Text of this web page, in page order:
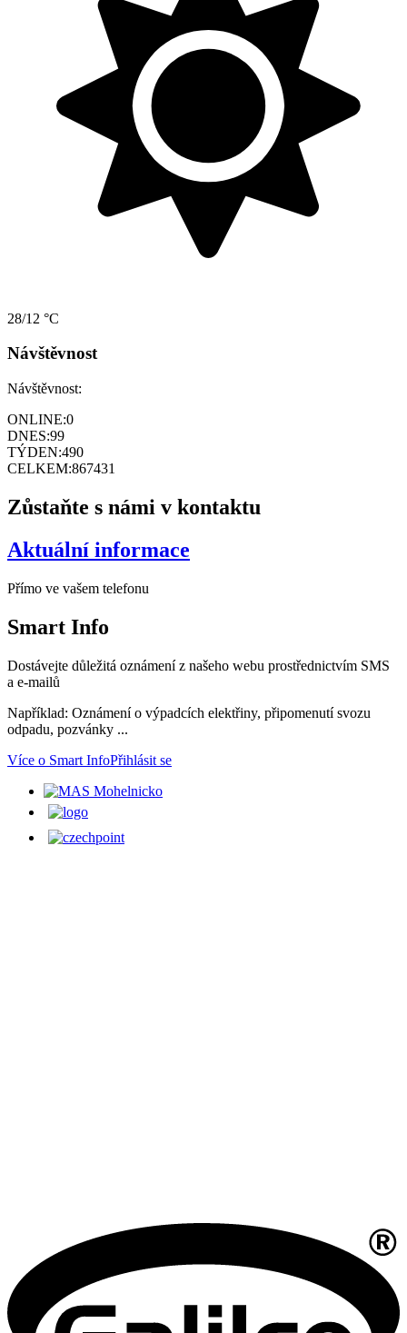
28/12 °C
Návštěvnost
Návštěvnost:
ONLINE:0
DNES:99
TÝDEN:490
CELKEM:867431
Zůstaňte s námi v kontaktu
Aktuální informace
Přímo ve vašem telefonu
Smart Info
Dostávejte důležitá oznámení z našeho webu prostřednictvím SMS
a e-mailů
Například: Oznámení o výpadcích elektřiny, připomenutí svozu
odpadu, pozvánky ...
Více o Smart InfoPřihlásit se